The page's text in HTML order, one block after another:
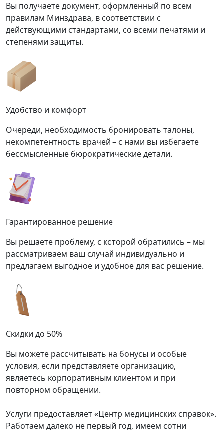
Вы получаете документ, оформленный по всем
правилам Минздрава, в соответствии с
действующими стандартами, со всеми печатями и
степенями защиты.
Удобство и комфорт
Очереди, необходимость бронировать талоны,
некомпетентность врачей – с нами вы избегаете
бессмысленные бюрократические детали.
Гарантированное решение
Вы решаете проблему, с которой обратились – мы
рассматриваем ваш случай индивидуально и
предлагаем выгодное и удобное для вас решение.
Скидки до 50%
Вы можете рассчитывать на бонусы и особые
условия, если представляете организацию,
являетесь корпоративным клиентом и при
повторном обращении.
Услуги предоставляет «Центр медицинских справок».
Работаем далеко не первый год, имеем сотни